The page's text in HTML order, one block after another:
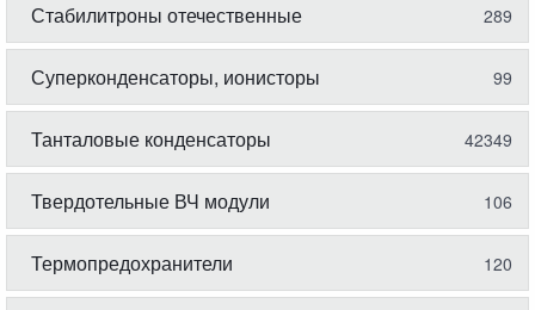
Стабилитроны отечественные 289
Суперконденсаторы, ионисторы 99
Танталовые конденсаторы 42349
Твердотельные ВЧ модули 106
Термопредохранители 120